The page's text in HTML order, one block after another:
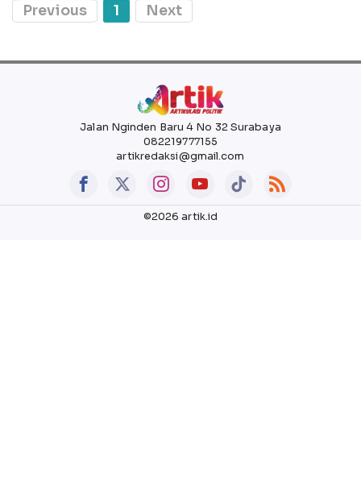
Previous 1 Next
Jalan Nginden Baru 4 No 32 Surabaya
082219777155
artikredaksi@gmail.com
©2026 artik.id